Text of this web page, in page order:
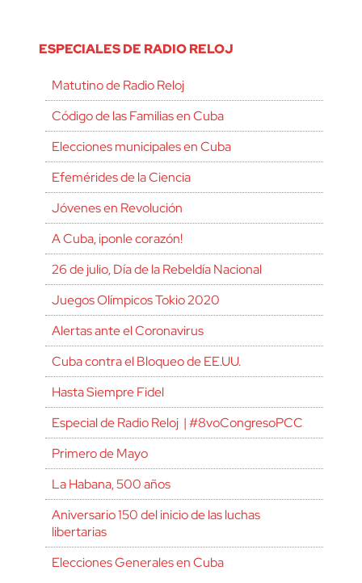
ESPECIALES DE RADIO RELOJ
Matutino de Radio Reloj
Código de las Familias en Cuba
Elecciones municipales en Cuba
Efemérides de la Ciencia
Jóvenes en Revolución
A Cuba, ¡ponle corazón!
26 de julio, Día de la Rebeldía Nacional
Juegos Olímpicos Tokio 2020
Alertas ante el Coronavirus
Cuba contra el Bloqueo de EE.UU.
Hasta Siempre Fidel
Especial de Radio Reloj | #8voCongresoPCC
Primero de Mayo
La Habana, 500 años
Aniversario 150 del inicio de las luchas
libertarias
Elecciones Generales en Cuba